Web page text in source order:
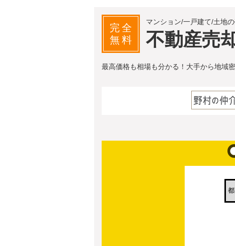
完全
無料
マンション/一戸建て/土地
不動産売
最高価格も相場も分かる！大手から地域密